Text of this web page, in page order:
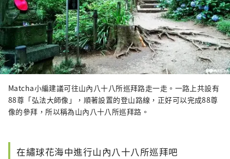
Matcha小編建議可往山內八十八所巡拜路走一走。一路上共設有
88尊「弘法大師像」，順著設置的登山路線，正好可以完成88尊
像的參拜，所以稱為山內八十八所巡拜路。
在繡球花海中進行山內八十八所巡拜吧